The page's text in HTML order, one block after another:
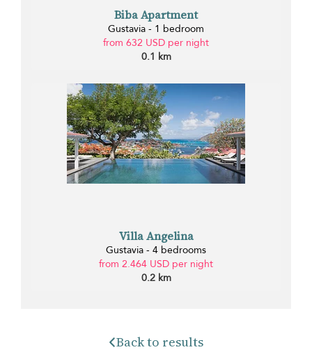
Biba Apartment
Gustavia - 1 bedroom
from 632 USD per night
0.1 km
Villa Angelina
Gustavia - 4 bedrooms
from 2.464 USD per night
0.2 km
Back to results